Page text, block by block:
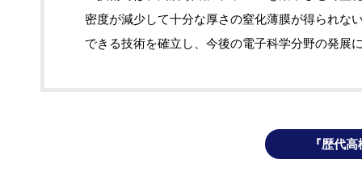
密度が減少して十分な厚さの窒化薄膜が得られな
できる技術を確立し、今後の電子科学分野の発展
『歴代